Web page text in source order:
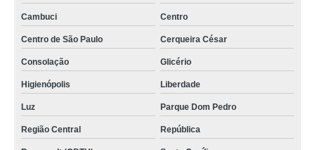
Cambuci Centro
Centro de São Paulo Cerqueira César
Consolação Glicério
Higienópolis Liberdade
Luz Parque Dom Pedro
Região Central República